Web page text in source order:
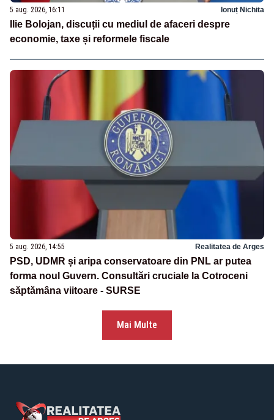
5 aug. 2026, 16:11 Ionuț Nichita
Ilie Bolojan, discuții cu mediul de afaceri despre
economie, taxe și reformele fiscale
5 aug. 2026, 14:55 Realitatea de Arges
PSD, UDMR și aripa conservatoare din PNL ar putea
forma noul Guvern. Consultări cruciale la Cotroceni
săptămâna viitoare - SURSE
Mai Multe